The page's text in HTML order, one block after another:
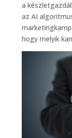
a
az AI
hogy melyik